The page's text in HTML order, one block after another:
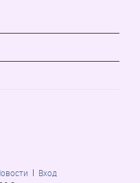
Вход